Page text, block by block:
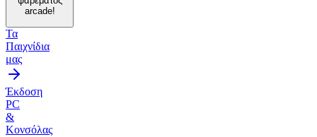
arcade!
Τα
Παιχνίδια
μας
Έκδοση
PC
&
Κονσόλας